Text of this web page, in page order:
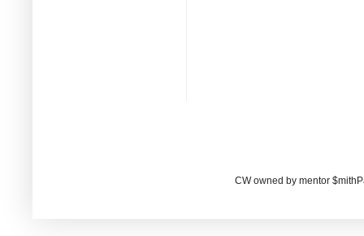
CW owned by mentor